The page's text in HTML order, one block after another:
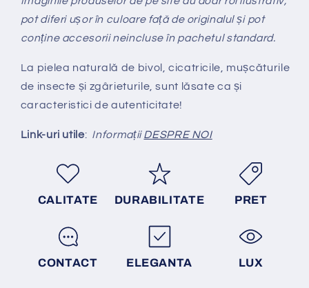
pot diferi ușor în culoare față de originalul și pot
conține accesorii neincluse în pachetul standard.
La pielea naturală de bivol, cicatricile, mușcăturile
de insecte și zgârieturile, sunt lăsate ca și
caracteristici de autenticitate!
Link-uri utile: InformațiiDESPRE NOI
CALITATE DURABILITATE PRET
CONTACT ELEGANTA LUX